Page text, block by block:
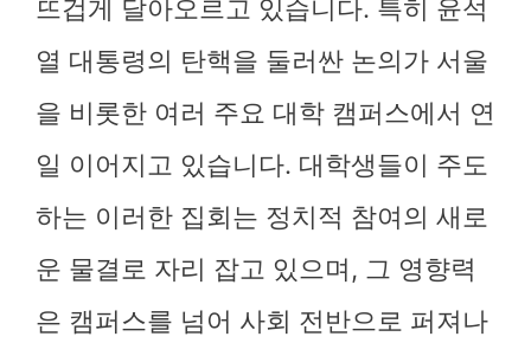
뜨겁게 달아오르고 있습니다. 특히 윤석
열 대통령의 탄핵을 둘러싼 논의가 서울
을 비롯한 여러 주요 대학 캠퍼스에서 연
일 이어지고 있습니다. 대학생들이 주도
하는 이러한 집회는 정치적 참여의 새로
운 물결로 자리 잡고 있으며, 그 영향력
은 캠퍼스를 넘어 사회 전반으로 퍼져나